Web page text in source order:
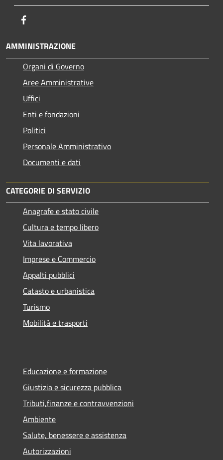
AMMINISTRAZIONE
Organi di Governo
Aree Amministrative
Uffici
Enti e fondazioni
Politici
Personale Amministrativo
Documenti e dati
CATEGORIE DI SERVIZIO
Anagrafe e stato civile
Cultura e tempo libero
Vita lavorativa
Imprese e Commercio
Appalti pubblici
Catasto e urbanistica
Turismo
Mobilità e trasporti
Educazione e formazione
Giustizia e sicurezza pubblica
Tributi,finanze e contravvenzioni
Ambiente
Salute, benessere e assistenza
Autorizzazioni